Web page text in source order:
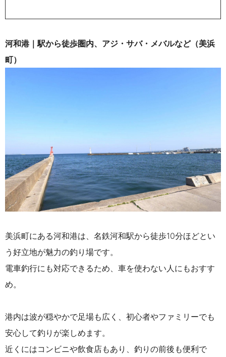
河和港｜駅から徒歩圏内、アジ・サバ・メバルなど（美浜
町）
美浜町にある河和港は、名鉄河和駅から徒歩10分ほどとい
う好立地が魅力の釣り場です。
電車釣行にも対応できるため、車を使わない人にもおすす
め。
港内は波が穏やかで足場も広く、初心者やファミリーでも
安心して釣りが楽しめます。
近くにはコンビニや飲食店もあり、釣りの前後も便利で